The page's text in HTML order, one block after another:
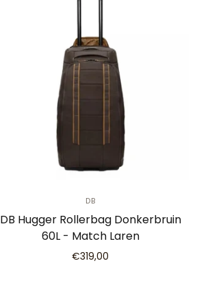
DB
DB Hugger Rollerbag Donkerbruin
60L - Match Laren
€319,00